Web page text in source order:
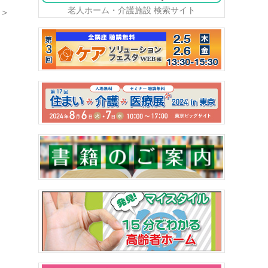
老人ホーム・介護施設 検索サイト